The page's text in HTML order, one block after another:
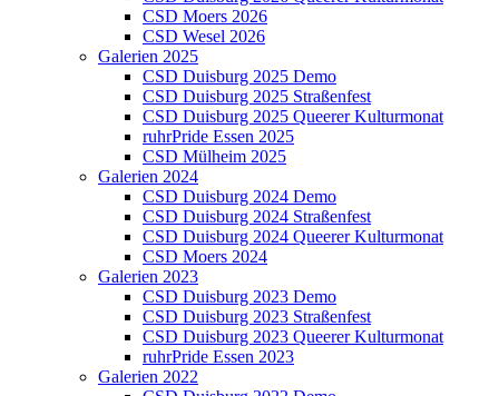
CSD Moers 2026
CSD Wesel 2026
Galerien 2025
CSD Duisburg 2025 Demo
CSD Duisburg 2025 Straßenfest
CSD Duisburg 2025 Queerer Kulturmonat
ruhrPride Essen 2025
CSD Mülheim 2025
Galerien 2024
CSD Duisburg 2024 Demo
CSD Duisburg 2024 Straßenfest
CSD Duisburg 2024 Queerer Kulturmonat
CSD Moers 2024
Galerien 2023
CSD Duisburg 2023 Demo
CSD Duisburg 2023 Straßenfest
CSD Duisburg 2023 Queerer Kulturmonat
ruhrPride Essen 2023
Galerien 2022